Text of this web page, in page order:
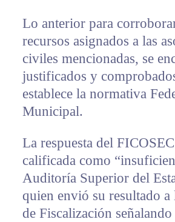
Lo anterior para
recursos asignados a las
civiles mencionadas, se
justificados y
establece la normativa
Municipal.
La respuesta del
calificada como
Auditoría Superior del
quien envió su resultado a
de Fiscalización señalando